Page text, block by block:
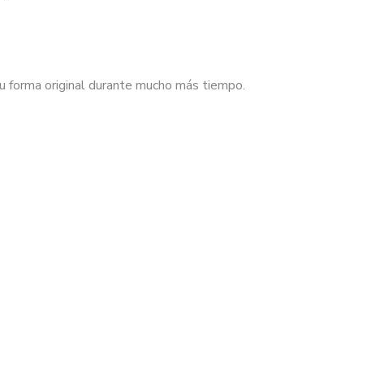
original durante mucho más tiempo.